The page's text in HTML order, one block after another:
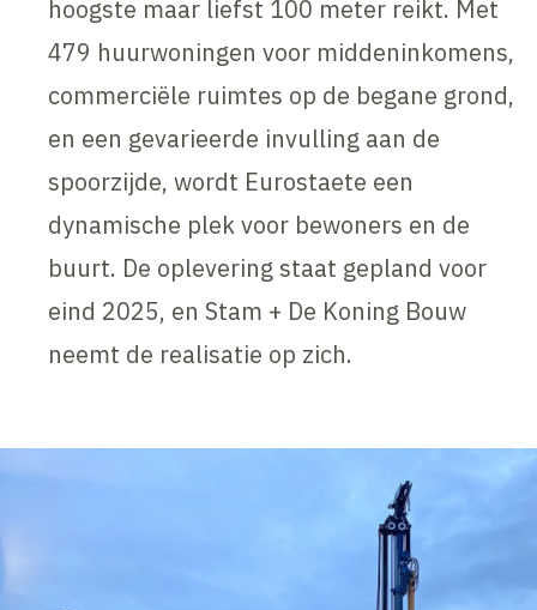
hoogste maar liefst 100 meter reikt. Met
479 huurwoningen voor middeninkomens,
commerciële ruimtes op de begane grond,
en een gevarieerde invulling aan de
spoorzijde, wordt Eurostaete een
dynamische plek voor bewoners en de
buurt. De oplevering staat gepland voor
eind 2025, en Stam + De Koning Bouw
neemt de realisatie op zich.